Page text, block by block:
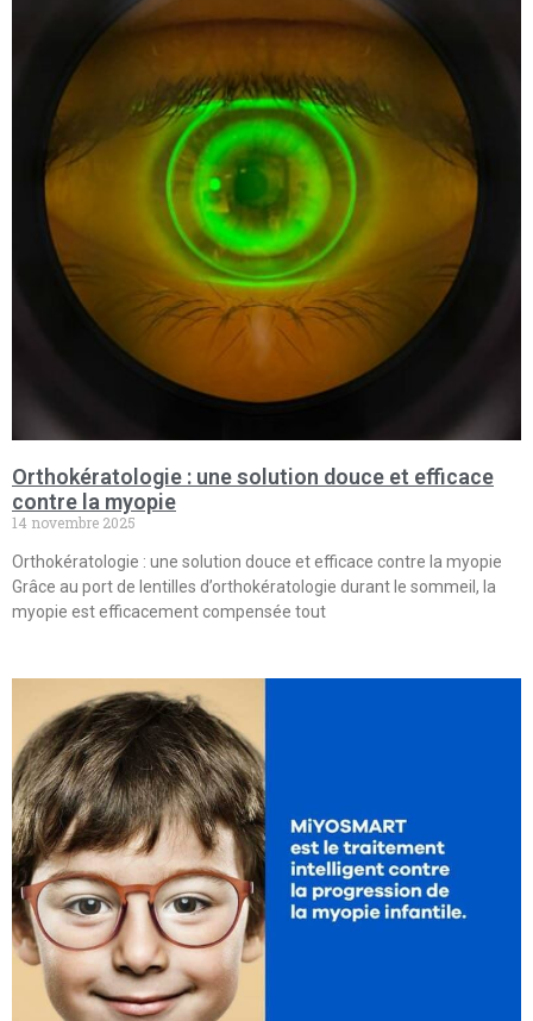
Orthokératologie : une solution douce et efficace
contre la myopie
14 novembre 2025
Orthokératologie : une solution douce et efficace contre la myopie
Grâce au port de lentilles d’orthokératologie durant le sommeil, la
myopie est efficacement compensée tout